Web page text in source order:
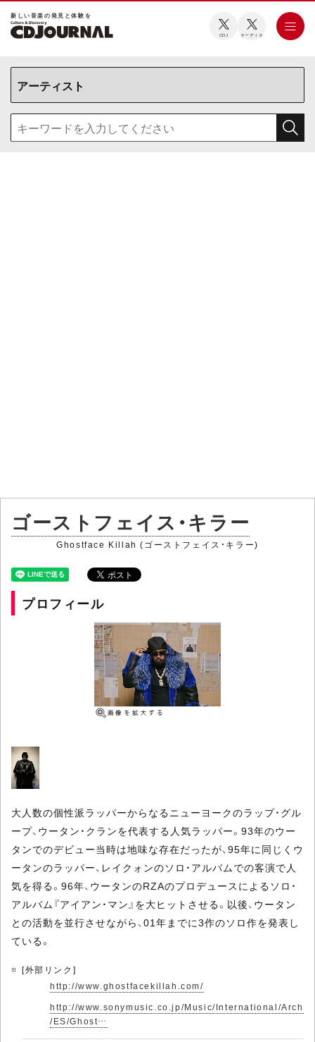
新しい⾳楽の発⾒と体験を
CDJ オーディオ
ゴーストフェイス・キラー
Ghostface Killah (ゴーストフェイス・キラー)
プロフィール
大人数の個性派ラッパーからなるニューヨークのラップ・グル
ープ、ウータン・クランを代表する人気ラッパー。93年のウー
タンでのデビュー当時は地味な存在だったが、95年に同じくウ
ータンのラッパー、レイクォンのソロ・アルバムでの客演で人
気を得る。96年、ウータンのRZAのプロデュースによるソロ・
アルバム『アイアン・マン』を大ヒットさせる。以後、ウータン
との活動を並行させながら、01年までに3作のソロ作を発表し
ている。
[外部リンク]
http://www.ghostfacekillah.com/
http://www.sonymusic.co.jp/Music/International/Arch
/ES/Ghost…